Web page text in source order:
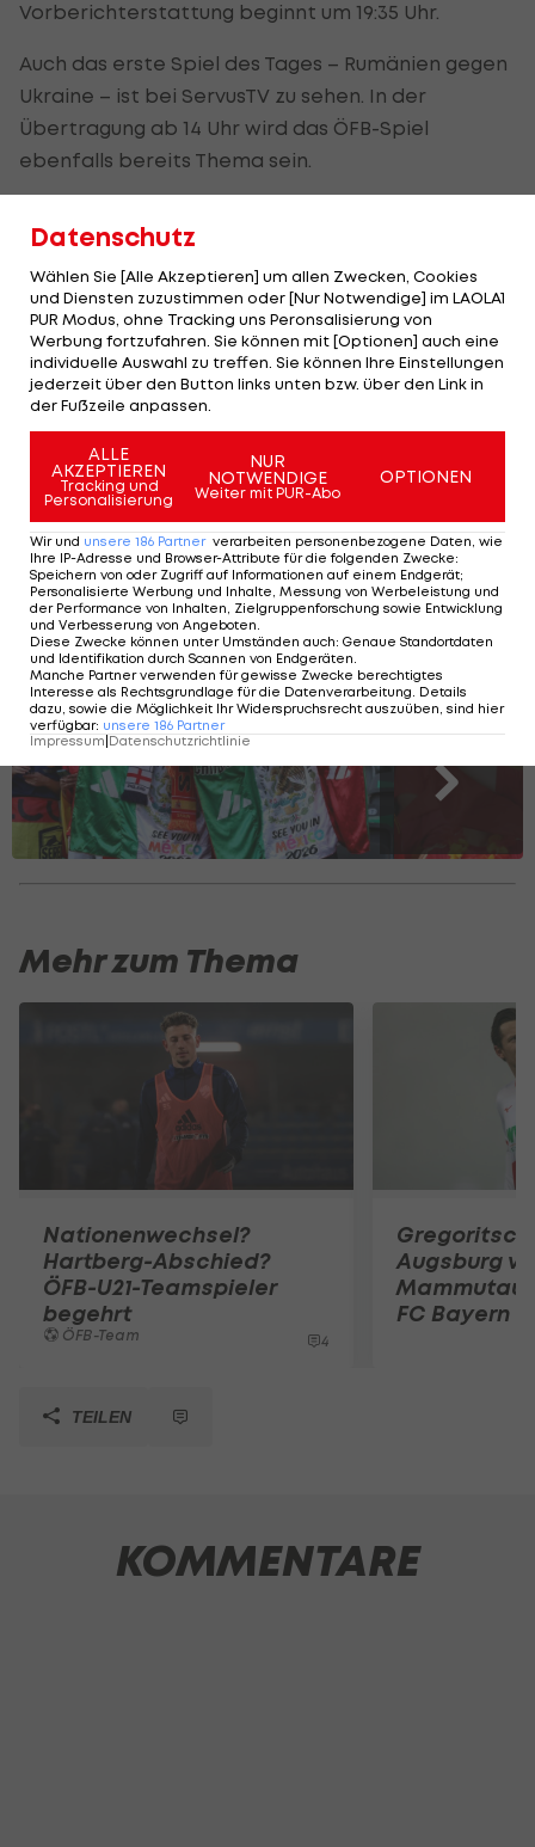
Vorberichterstattung beginnt um 19:35 Uhr.
Auch das erste Spiel des Tages – Rumänien gegen
Ukraine – ist bei ServusTV zu sehen. In der
Übertragung ab 14 Uhr wird das ÖFB-Spiel
ebenfalls bereits Thema sein.
Ticker>>>
Die TV-Spiele am Montag 17.6.:
15:00 Uhr: Rumänien vs. Ukraine - ServusTV ab 14:00
Uhr
18:00 Uhr: Belgien vs. Slowakei - ORF1 ab 17:00 Uhr
21:00 Uhr: Österreich vs. Frankreich - ServusTV ab
19:35 Uhr
Die genialsten Fan-Bilder der EURO 2024
SLIDESHOW
STARTEN
Mehr zum Thema
Nationenwechsel?
Hartberg-Abschied?
ÖFB-U21-Teamspieler
begehrt
ÖFB-Team 4
Gregoritsch
Augsburg
FC Bayern
TEILEN
KOMMENTARE
Datenschutz
Wählen Sie [Alle Akzeptieren] um allen Zwecken, Cookies
und Diensten zuzustimmen oder [Nur Notwendige] im LAOLA1
PUR Modus, ohne Tracking uns Peronsalisierung von
Werbung fortzufahren. Sie können mit [Optionen] auch eine
individuelle Auswahl zu treffen. Sie können Ihre Einstellungen
jederzeit über den Button links unten bzw. über den Link in
der Fußzeile anpassen.
ALLE
AKZEPTIEREN
Tracking und
Personalisierung
NUR
NOTWENDIGE
Weiter mit PUR-Abo
OPTIONEN
Wir und unsere 186 Partner verarbeiten personenbezogene Daten, wie
Ihre IP-Adresse und Browser-Attribute für die folgenden Zwecke:
Speichern von oder Zugriff auf Informationen auf einem Endgerät;
Personalisierte Werbung und Inhalte, Messung von Werbeleistung und
der Performance von Inhalten, Zielgruppenforschung sowie Entwicklung
und Verbesserung von Angeboten
Diese Zwecke können unter Umständen auch: Genaue Standortdaten
und Identifikation durch Scannen von Endgeräten
Manche Partner verwenden für gewisse Zwecke berechtigtes
Interesse als Rechtsgrundlage für die Datenverarbeitung. Details
dazu, sowie die Möglichkeit Ihr Widerspruchsrecht auszuüben, sind hier
verfügbar: unsere 186 Partner
Impressum|Datenschutzrichtlinie